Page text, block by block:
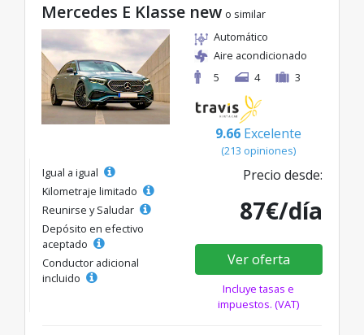
Mercedes E Klasse new o similar
Automático
Aire acondicionado
5
4 3
9.66 Excelente
(213 opiniones)
Igual a igual
Kilometraje limitado
Reunirse y Saludar
Depósito en efectivo
aceptado
Conductor adicional
incluido
Precio desde:
87€/día
Ver oferta
Incluye tasas e
impuestos. (VAT)